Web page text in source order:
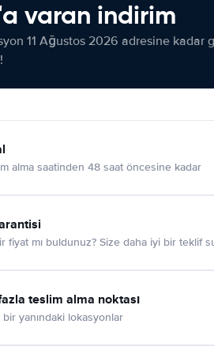
varan indirim
11 Ağustos 2026 adresine kadar
alma saatinden 48 saat öncesine kadar
fiyat mı buldunuz? Size daha iyi bir teklif
teslim alma noktası
bir yanındaki lokasyonlar